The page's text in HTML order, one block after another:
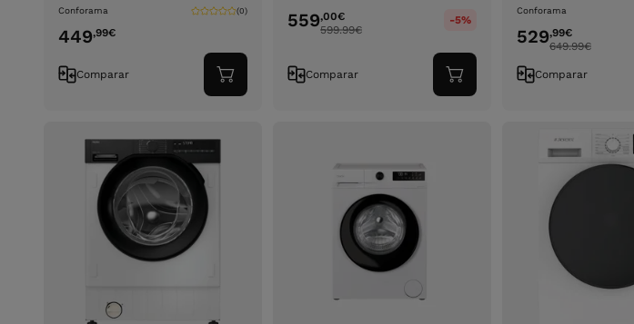
Conforama (0)
449,99€
Comparar
Adicionar
ao
559,00€
599.99€
-5%
Comparar
Adicionar
ao
Conforama
529,99€
649.99€
Comparar